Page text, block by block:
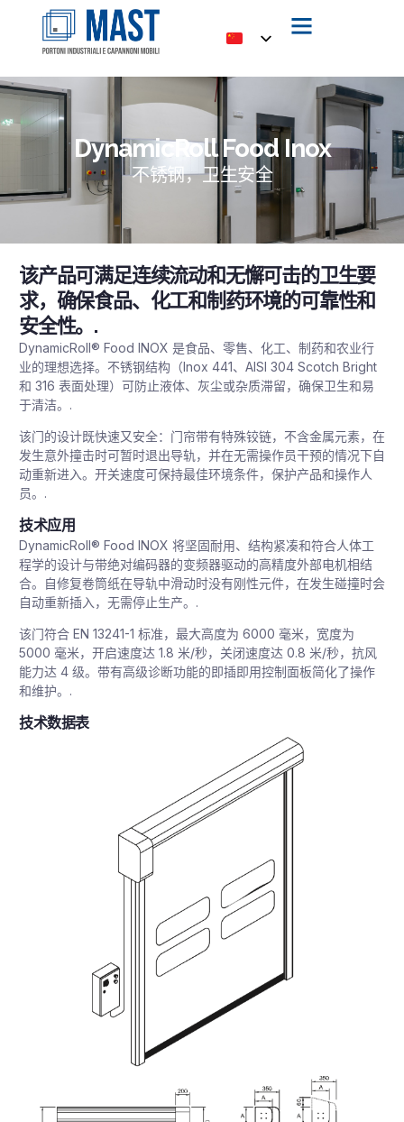
DynamicRoll Food Inox
不锈钢，卫生安全
该产品可满足连续流动和无懈可击的卫生要
求，确保食品、化工和制药环境的可靠性和
安全性。.
DynamicRoll® Food INOX 是食品、零售、化工、制药和农业行
业的理想选择。不锈钢结构（Inox 441、AISI 304 Scotch Bright
和 316 表面处理）可防止液体、灰尘或杂质滞留，确保卫生和易
于清洁。.
该门的设计既快速又安全：门帘带有特殊铰链，不含金属元素，在
发生意外撞击时可暂时退出导轨，并在无需操作员干预的情况下自
动重新进入。开关速度可保持最佳环境条件，保护产品和操作人
员。.
技术应用
DynamicRoll® Food INOX 将坚固耐用、结构紧凑和符合人体工
程学的设计与带绝对编码器的变频器驱动的高精度外部电机相结
合。自修复卷筒纸在导轨中滑动时没有刚性元件，在发生碰撞时会
自动重新插入，无需停止生产。.
该门符合 EN 13241-1 标准，最大高度为 6000 毫米，宽度为
5000 毫米，开启速度达 1.8 米/秒，关闭速度达 0.8 米/秒，抗风
能力达 4 级。带有高级诊断功能的即插即用控制面板简化了操作
和维护。.
技术数据表